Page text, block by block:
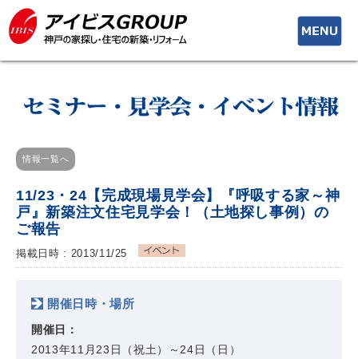
toggle
情報一覧へ
11/23・24【完成現場見学会】『呼吸する家～神
戸』新築注文住宅見学会！（土地探し事例）の
ご報告
掲載日時 : 2013/11/25
開催日時・場所
開催日：
2013年11月23日（祝土）～24日（日）